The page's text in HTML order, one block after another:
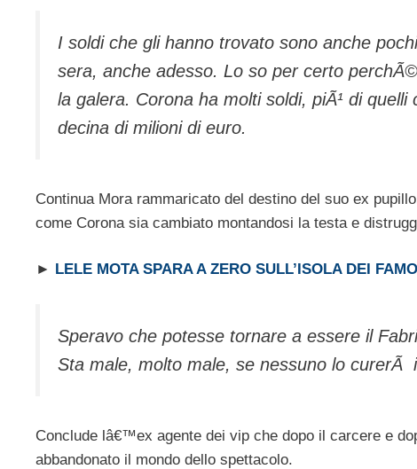
I soldi che gli hanno trovato sono anche
sera, anche adesso. Lo so per certo
la galera. Corona ha molti soldi, piÃ¹ di
decina di milioni di euro.
Continua Mora rammaricato del destino del suo ex
come Corona sia cambiato montandosi la testa e
► LELE MOTA SPARA A ZERO SULL’ISOLA DEI
Speravo che potesse tornare a essere il
Sta male, molto male, se nessuno lo curerÃ
Conclude lâ€™ex agente dei vip che dopo il carcere e
abbandonato il mondo dello spettacolo.